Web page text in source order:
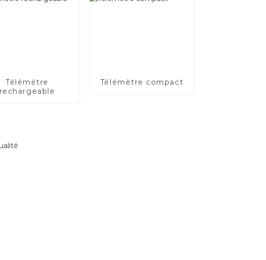
Télémètre
rechargeable
Télémètre compact